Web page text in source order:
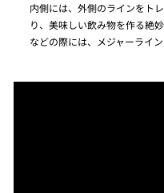
内側には、外側のラインをト
り、美味しい飲み物を作る絶
などの際には、メジャーライ